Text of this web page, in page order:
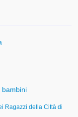
bambini
Ragazzi della Città di